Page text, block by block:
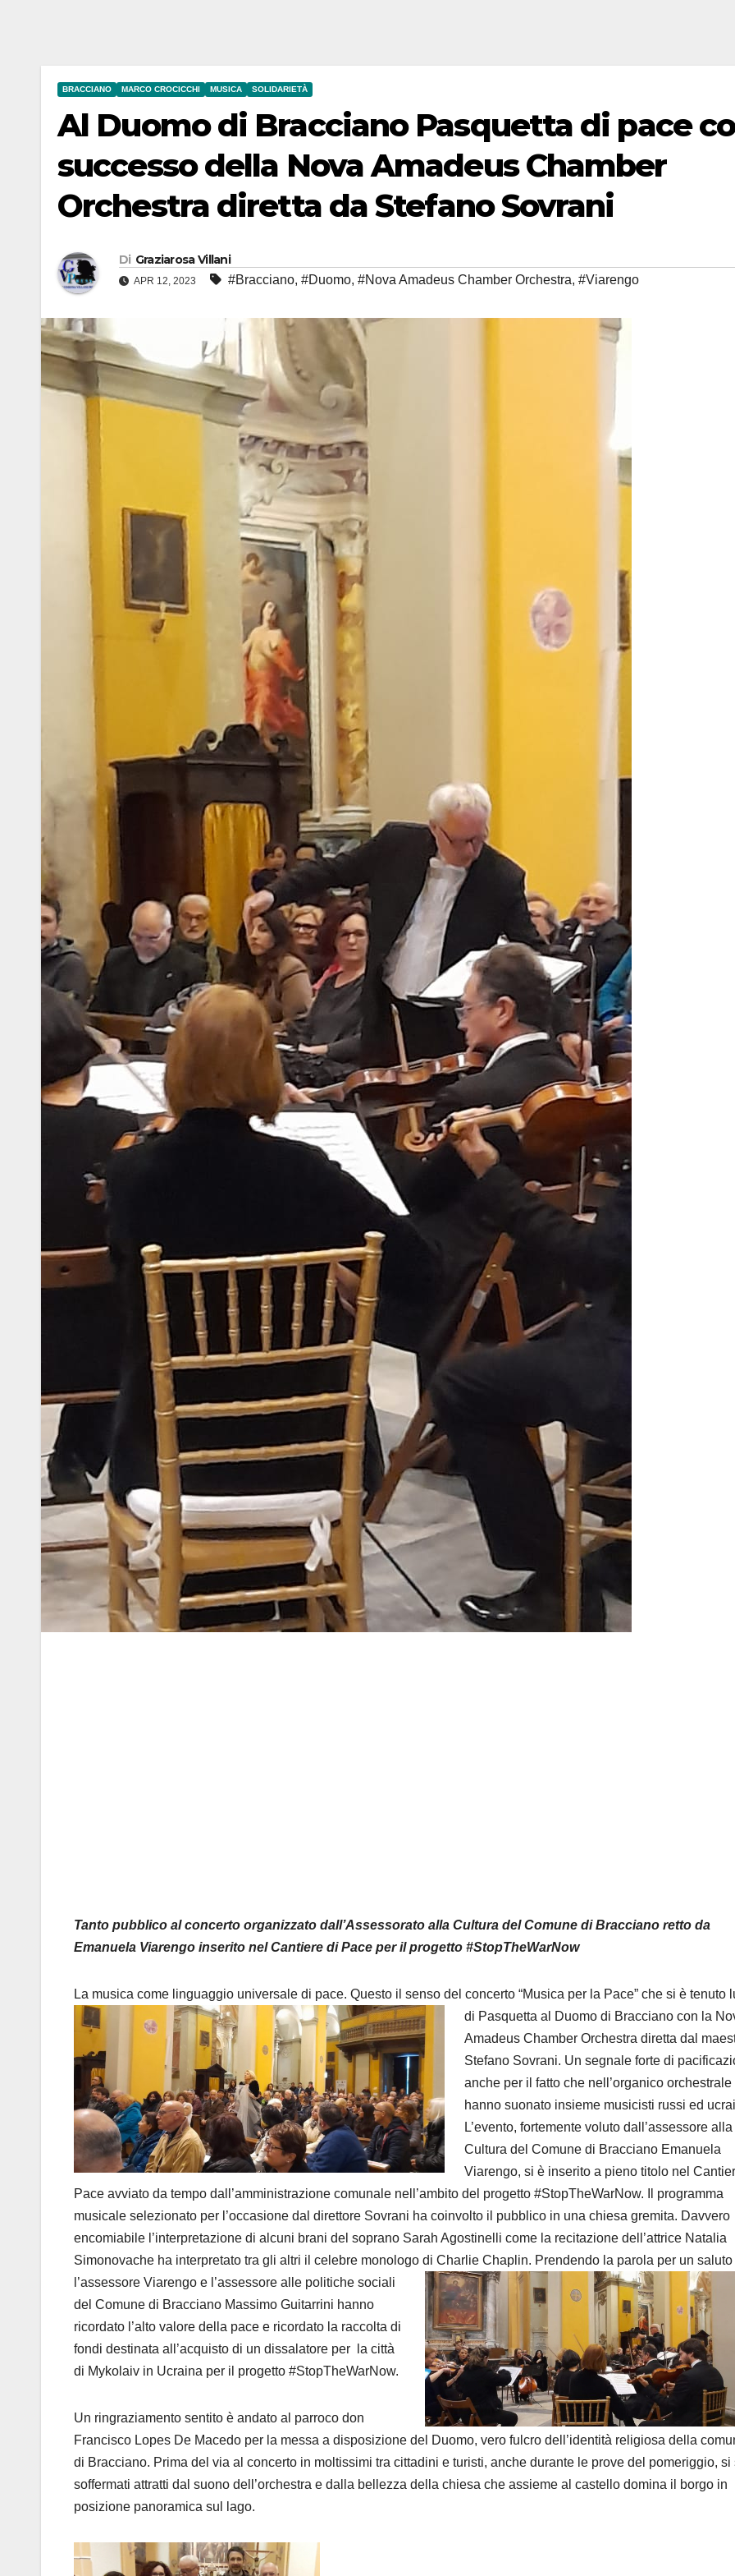
BRACCIANO MARCO CROCICCHI MUSICA SOLIDARIETÀ
Al Duomo di Bracciano Pasquetta di pace
successo della Nova Amadeus Chamber
Orchestra diretta da Stefano Sovrani
Di Graziarosa Villani
APR 12, 2023 #Bracciano, #Duomo, #Nova Amadeus Chamber Orchestra, #Viarengo
Tanto pubblico al concerto organizzato dall’Assessorato alla Cultura del Comune di Bracciano retto da
Emanuela Viarengo inserito nel Cantiere di Pace per il progetto #StopTheWarNow
La musica come linguaggio universale di pace. Questo il senso del concerto “Musica per la Pace” che si è tenuto
di Pasquetta al Duomo di Bracciano con la
Amadeus Chamber Orchestra diretta dal
Stefano Sovrani. Un segnale forte di
anche per il fatto che nell’organico orchestrale
hanno suonato insieme musicisti russi ed
L’evento, fortemente voluto dall’assessore alla
Cultura del Comune di Bracciano Emanuela
Viarengo, si è inserito a pieno titolo nel
Pace avviato da tempo dall’amministrazione comunale nell’ambito del progetto #StopTheWarNow. Il programma
musicale selezionato per l’occasione dal direttore Sovrani ha coinvolto il pubblico in una chiesa gremita. Davvero
encomiabile l’interpretazione di alcuni brani del soprano Sarah Agostinelli come la recitazione dell’attrice Natalia
Simonovache ha interpretato tra gli altri il celebre monologo di Charlie Chaplin. Prendendo la parola per un saluto
l’assessore Viarengo e l’assessore alle politiche sociali
del Comune di Bracciano Massimo Guitarrini hanno
ricordato l’alto valore della pace e ricordato la raccolta di
fondi destinata all’acquisto di un dissalatore per la città
di Mykolaiv in Ucraina per il progetto #StopTheWarNow.
Un ringraziamento sentito è andato al parroco don
Francisco Lopes De Macedo per la messa a disposizione del Duomo, vero fulcro dell’identità religiosa della
di Bracciano. Prima del via al concerto in moltissimi tra cittadini e turisti, anche durante le prove del pomeriggio, si
soffermati attratti dal suono dell’orchestra e dalla bellezza della chiesa che assieme al castello domina il borgo in
posizione panoramica sul lago.